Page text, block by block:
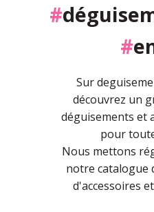
#
#
Sur
découvrez un
déguisements et
pour
Nous mettons
notre catalogue
d'accessoires